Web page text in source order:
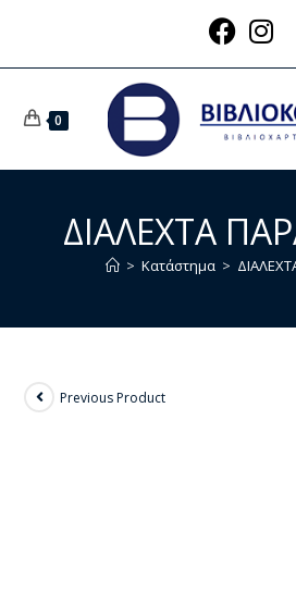
0
ΔΙΑΛΕΧΤΑ
> Κατάστημα >
Previous Product